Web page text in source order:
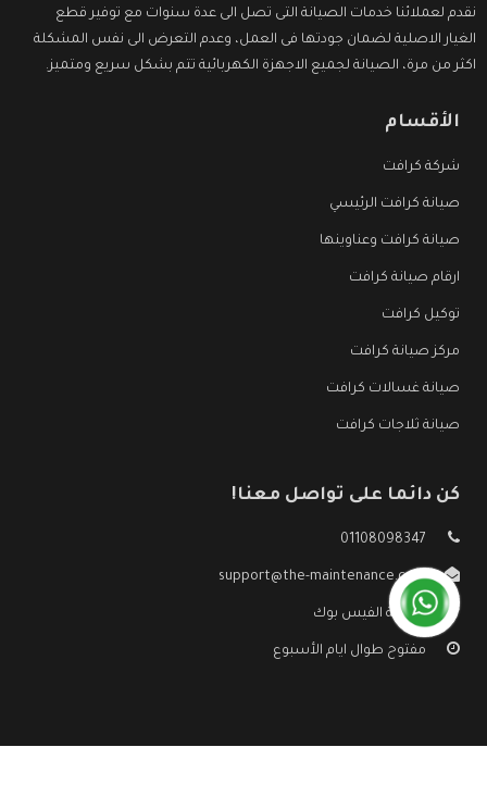
نقدم لعملائنا خدمات الصيانة التى تصل الى عدة سنوات مع توفير قطع
الغيار الاصلية لضمان جودتها فى العمل، وعدم التعرض الى نفس المشكلة
اكثر من مرة، الصيانة لجميع الاجهزة الكهربائية تتم بشكل سريع ومتميز.
الأقسام
شركة كرافت
صيانة كرافت الرئيسي
صيانة كرافت وعناوينها
ارقام صيانة كرافت
توكيل كرافت
مركز صيانة كرافت
صيانة غسالات كرافت
صيانة ثلاجات كرافت
كن دائما على تواصل معنا!
01108098347
support@the-maintenance.com
صفحة الفيس بوك
مفتوح طوال ايام الأسبوع